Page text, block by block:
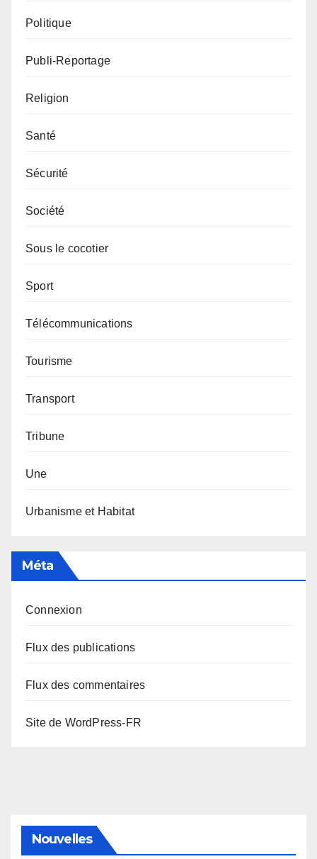
Politique
Publi-Reportage
Religion
Santé
Sécurité
Société
Sous le cocotier
Sport
Télécommunications
Tourisme
Transport
Tribune
Une
Urbanisme et Habitat
Méta
Connexion
Flux des publications
Flux des commentaires
Site de WordPress-FR
Nouvelles